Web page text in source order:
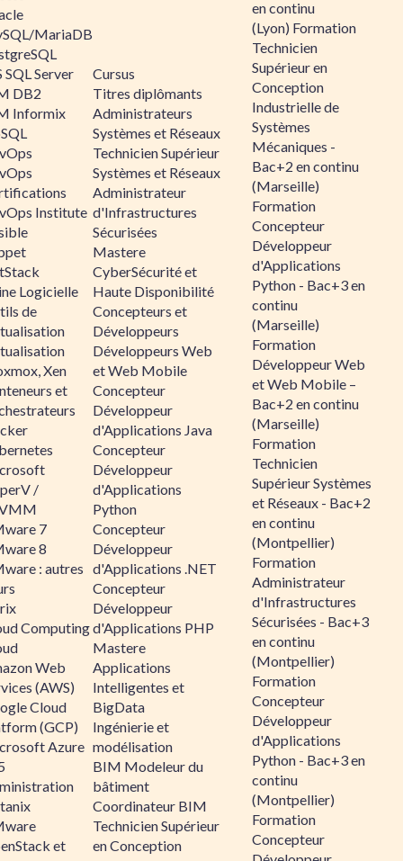
MariaDB
SQL Server
DB2
Informix
Institute
Logicielle
de
Xen
et
/
7
8
: autres
Computing
Web
(AWS)
Cloud
(GCP)
Azure
et
Cursus
Titres diplômants
Administrateurs
Systèmes et Réseaux
Technicien Supérieur
Systèmes et Réseaux
Administrateur
d'Infrastructures
Sécurisées
Mastere
CyberSécurité et
Haute Disponibilité
Concepteurs et
Développeurs
Développeurs Web
et Web Mobile
Concepteur
Développeur
d'Applications Java
Concepteur
Développeur
d'Applications
Python
Concepteur
Développeur
d'Applications .NET
Concepteur
Développeur
d'Applications PHP
Mastere
Applications
Intelligentes et
BigData
Ingénierie et
modélisation
BIM Modeleur du
bâtiment
Coordinateur BIM
Technicien Supérieur
en Conception
en continu
(Lyon) Formation
Technicien
Supérieur en
Conception
Industrielle de
Systèmes
Mécaniques -
Bac+2 en continu
(Marseille)
Formation
Concepteur
Développeur
d'Applications
Python - Bac+3 en
continu
(Marseille)
Formation
Développeur Web
et Web Mobile –
Bac+2 en continu
(Marseille)
Formation
Technicien
Supérieur Systèmes
et Réseaux - Bac+2
en continu
(Montpellier)
Formation
Administrateur
d'Infrastructures
Sécurisées - Bac+3
en continu
(Montpellier)
Formation
Concepteur
Développeur
d'Applications
Python - Bac+3 en
continu
(Montpellier)
Formation
Concepteur